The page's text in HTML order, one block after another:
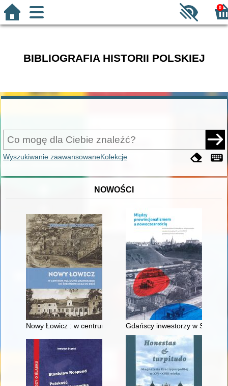
0
BIBLIOGRAFIA HISTORII POLSKIEJ
Wyszukiwanie zaawansowaneKolekcje
NOWOŚCI
Nowy Łowicz : w centrum poligonu drawskiego od
Gdańscy inwestorzy w